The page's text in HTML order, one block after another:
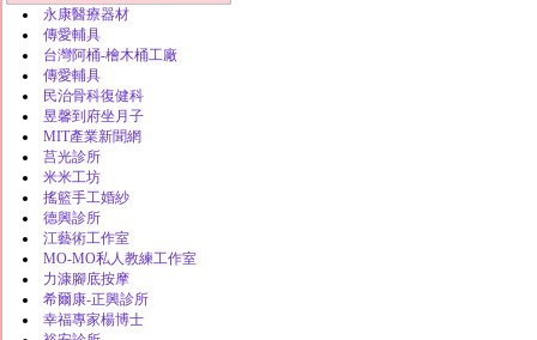
永康醫療器材
傳愛輔具
台灣阿桶-檜木桶工廠
傳愛輔具
民治骨科復健科
昱馨到府坐月子
MIT產業新聞網
莒光診所
米米工坊
搖籃手工婚紗
德興診所
江藝術工作室
MO-MO私人教練工作室
力漮腳底按摩
希爾康-正興診所
幸福專家楊博士